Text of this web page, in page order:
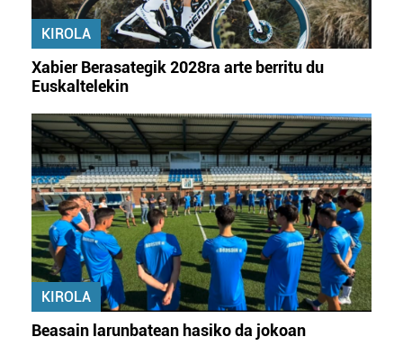
KIROLA
Xabier Berasategik 2028ra arte berritu du
Euskaltelekin
KIROLA
Beasain larunbatean hasiko da jokoan